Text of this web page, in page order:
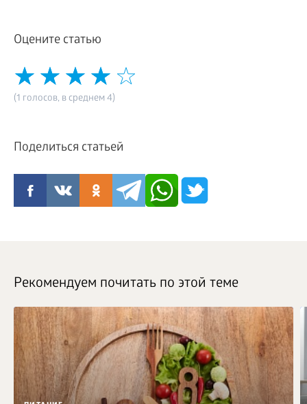
Оцените статью
(1 голосов, в среднем 4)
Поделиться статьей
Рекомендуем почитать по этой теме